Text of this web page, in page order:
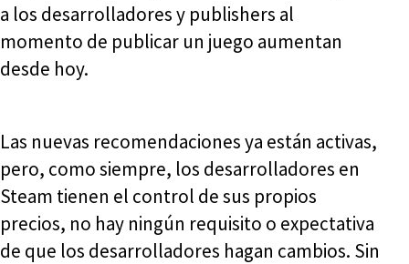
a los desarrolladores y publishers al
momento de publicar un juego aumentan
desde hoy.
Las nuevas recomendaciones ya están activas,
pero, como siempre, los desarrolladores en
Steam tienen el control de sus propios
precios, no hay ningún requisito o expectativa
de que los desarrolladores hagan cambios. Sin